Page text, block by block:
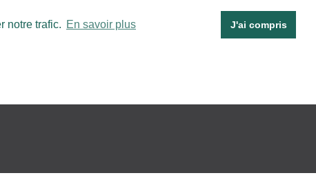
notre trafic. En savoir plus J'ai compris